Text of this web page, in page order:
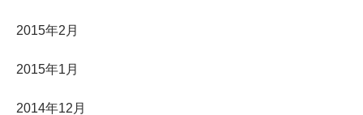
2015年2月
2015年1月
2014年12月